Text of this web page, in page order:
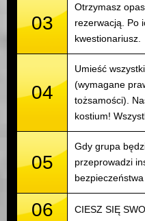
03
Otrzymasz
rezerwacją. Po
kwestionariusz.
04
Umieść
(wymagane
tożsamości).
kostium!
05
Gdy grupa
przeprowadzi
06 CIESZ SIĘ